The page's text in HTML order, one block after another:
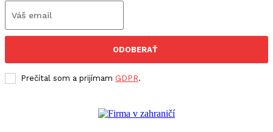
ODOBERAŤ
Prečítal som a prijímam GDPR.